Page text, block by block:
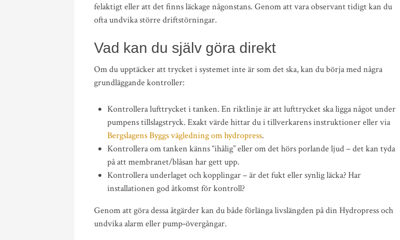
felaktigt eller att det finns läckage någonstans. Genom att vara observant tidigt kan du
ofta undvika större driftstörningar.
Vad kan du själv göra direkt
Om du upptäcker att trycket i systemet inte är som det ska, kan du börja med några
grundläggande kontroller:
Kontrollera lufttrycket i tanken. En riktlinje är att lufttrycket ska ligga något under
pumpens tillslagstryck. Exakt värde hittar du i tillverkarens instruktioner eller via
Bergslagens Byggs vägledning om hydropress.
Kontrollera om tanken känns “ihålig” eller om det hörs porlande ljud – det kan tyda
på att membranet/blåsan har gett upp.
Kontrollera underlaget och kopplingar – är det fukt eller synlig läcka? Har
installationen god åtkomst för kontroll?
Genom att göra dessa åtgärder kan du både förlänga livslängden på din Hydropress och
undvika alarm eller pump‑övergångar.